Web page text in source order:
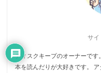
サイ
ディスクキープのオーナーです
本を読んだりが大好きです。